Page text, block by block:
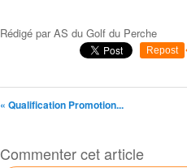
Rédigé parAS du Golf du Perche
Repost
« Qualification Promotion...
Commenter cet article